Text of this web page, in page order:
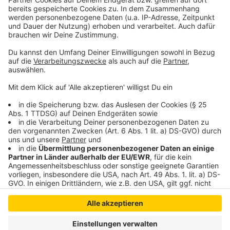
Anzeige
so lustig wie immer.
Anzeige
Anzeige
Anzeige